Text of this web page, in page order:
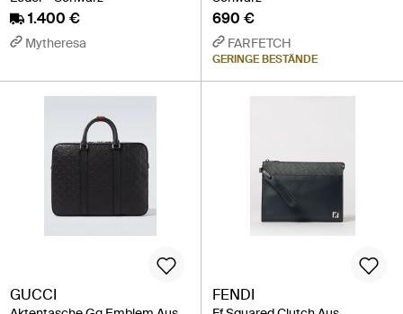
1.400 €
Mytheresa
690 €
FARFETCH
GERINGE BESTÄNDE
GUCCI FENDI